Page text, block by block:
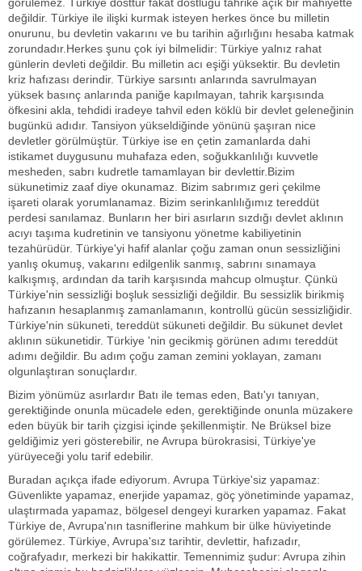
Bizim yönümüz asırlardır Batı ile temas eden, Batı'yı tanıyan,
gerektiğinde onunla mücadele eden, gerektiğinde onunla müzakere
eden büyük bir tarih çizgisi içinde şekillenmiştir. Ne Brüksel bize
geldiğimiz yeri gösterebilir, ne Avrupa bürokrasisi, Türkiye'ye
yürüyeceği yolu tarif edebilir.
Buradan açıkça ifade ediyorum. Avrupa Türkiye'siz yapamaz:
Güvenlikte yapamaz, enerjide yapamaz, göç yönetiminde yapamaz,
ulaştırmada yapamaz, bölgesel dengeyi kurarken yapamaz. Fakat
Türkiye de, Avrupa'nın tasniflerine mahkum bir ülke hüviyetinde
görülemez. Türkiye, Avrupa'sız tarihtir, devlettir, hafızadır,
coğrafyadır, merkezi bir hakikattir. Temennimiz şudur: Avrupa zihin